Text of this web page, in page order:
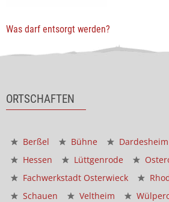
Was darf entsorgt werden?
ORTSCHAFTEN
Berßel Bühne Dardesheim
Hessen
Lüttgenrode
Fachwerkstadt Osterwieck
Schauen
Veltheim